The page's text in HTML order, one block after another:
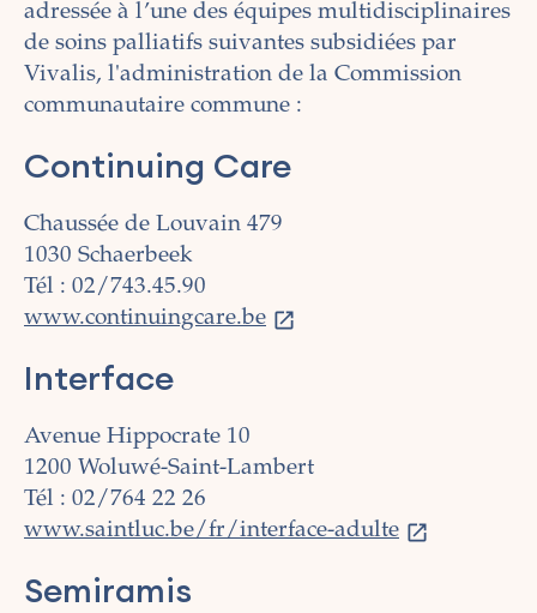
adressée à l’une des équipes multidisciplinaires
de soins palliatifs suivantes subsidiées par
Vivalis, l'administration de la Commission
communautaire commune :
Continuing Care
Chaussée de Louvain 479
1030 Schaerbeek
Tél : 02/743.45.90
www.continuingcare.be
Interface
Avenue Hippocrate 10
1200 Woluwé-Saint-Lambert
Tél : 02/764 22 26
www.saintluc.be/fr/interface-adulte
Semiramis